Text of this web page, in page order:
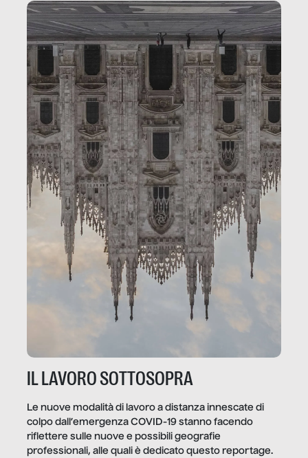
IL LAVORO SOTTOSOPRA
Le nuove modalità di lavoro a distanza innescate di
colpo dall’emergenza COVID-19 stanno facendo
riflettere sulle nuove e possibili geografie
professionali, alle quali è dedicato questo reportage.